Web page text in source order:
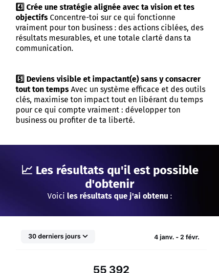
4️⃣ Crée une stratégie alignée avec ta vision et tes
objectifs Concentre-toi sur ce qui fonctionne
vraiment pour ton business : des actions ciblées, des
résultats mesurables, et une totale clarté dans ta
communication.
5️⃣ Deviens visible et impactant(e) sans y consacrer
tout ton temps Avec un système efficace et des outils
clés, maximise ton impact tout en libérant du temps
pour ce qui compte vraiment : développer ton
business ou profiter de ta liberté.
📈 Les résultats qu'il est possible
d'obtenir
Voici les résultats que j'ai obtenu :